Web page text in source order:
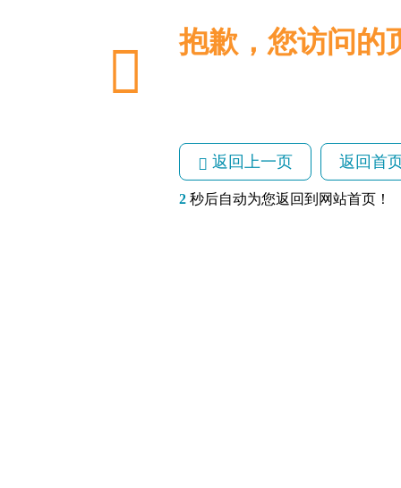
抱歉，您访问的
返回上一页 返回首
2 秒后自动为您返回到网站首页！